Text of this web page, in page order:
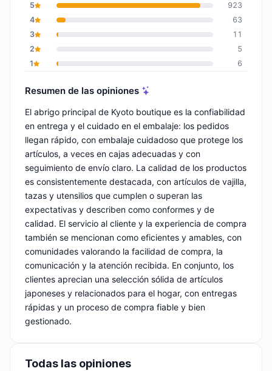
5
923
4
63
3
11
2
5
1
6
Resumen de las opiniones
El abrigo principal de Kyoto boutique es la confiabilidad
en entrega y el cuidado en el embalaje: los pedidos
llegan rápido, con embalaje cuidadoso que protege los
artículos, a veces en cajas adecuadas y con
seguimiento de envío claro. La calidad de los productos
es consistentemente destacada, con artículos de vajilla,
tazas y utensilios que cumplen o superan las
expectativas y describen como conformes y de
calidad. El servicio al cliente y la experiencia de compra
también se mencionan como eficientes y amables, con
comunidades valorando la facilidad de compra, la
comunicación y la atención recibida. En conjunto, los
clientes aprecian una selección sólida de artículos
japoneses y relacionados para el hogar, con entregas
rápidas y un proceso de compra fiable y bien
gestionado.
Todas las opiniones